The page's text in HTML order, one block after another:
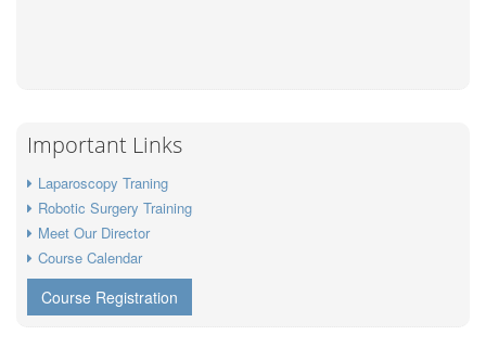
Important Links
Laparoscopy Traning
Robotic Surgery Training
Meet Our Director
Course Calendar
Course Registration